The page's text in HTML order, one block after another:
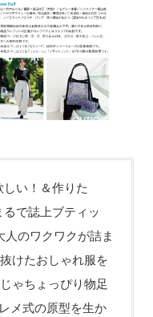
しい！＆作りた
で誌上ブティッ
のワクワクが詰ま
けたおしゃれ服を
ゃちょっぴり物足
メ式の原型を生か